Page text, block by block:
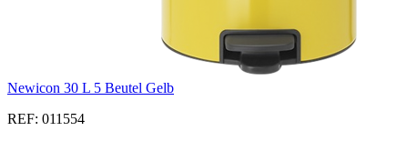
Newicon 30 L 5 Beutel Gelb
REF: 011554